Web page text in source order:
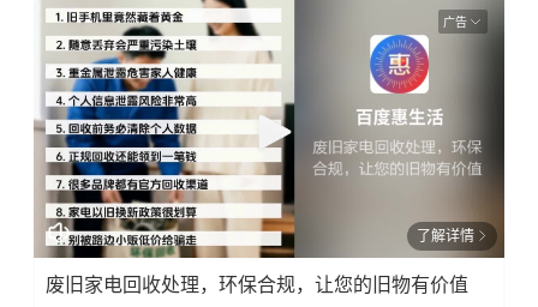
广告
了解详情
废旧家电回收处理，环保合规，让您的旧物有价值